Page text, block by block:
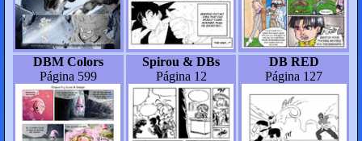
DBM Colors
Página 599
Spirou & DBs
Página 12
DB RED
Página 127